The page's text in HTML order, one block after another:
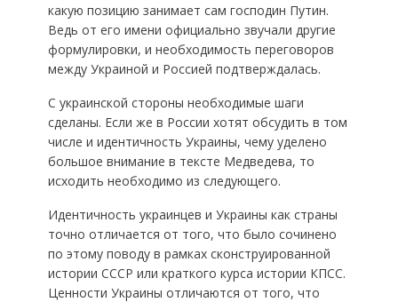
какую позицию занимает сам господин Путин.
Ведь от его имени официально звучали другие
формулировки, и необходимость переговоров
между Украиной и Россией подтверждалась.
С украинской стороны необходимые шаги
сделаны. Если же в России хотят обсудить в том
числе и идентичность Украины, чему уделено
большое внимание в тексте Медведева, то
исходить необходимо из следующего.
Идентичность украинцев и Украины как страны
точно отличается от того, что было сочинено
по этому поводу в рамках сконструированной
истории СССР или краткого курса истории КПСС.
Ценности Украины отличаются от того, что